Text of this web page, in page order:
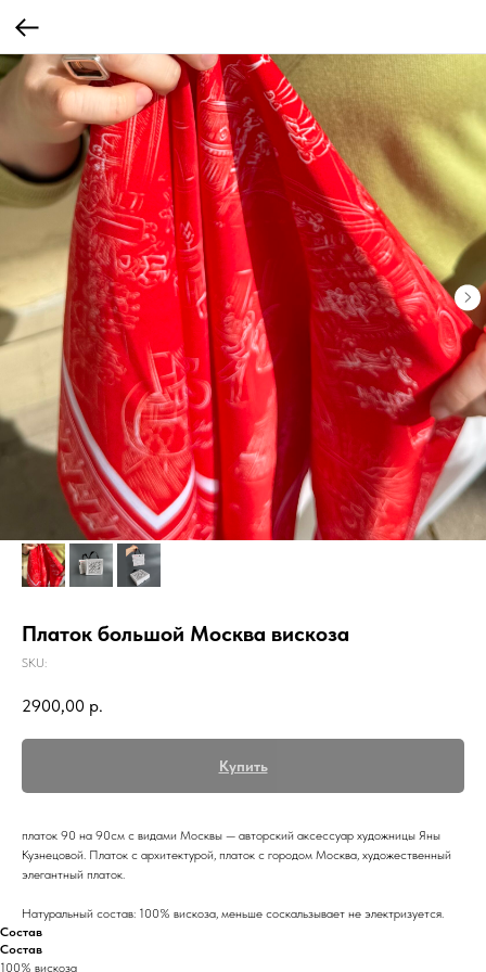
Платок большой Москва вискоза
SKU:
2900,00 р.
Купить
платок 90 на 90см с видами Москвы — авторский аксессуар художницы Яны
Кузнецовой. Платок с архитектурой, платок с городом Москва, художественный
элегантный платок.
Натуральный состав: 100% вискоза, меньше соскальзывает не электризуется.
Состав
Состав
100% вискоза